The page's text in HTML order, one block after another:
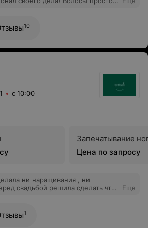
кофе с угощением!
вновь и вновь!
10
с 10:00
Запечатывание
Цена по запросу
ни наращивания , ни
свадьбой решила сделать что-
что мне подойдет и цены.
заказ обойдется приблизительно
Еще
1